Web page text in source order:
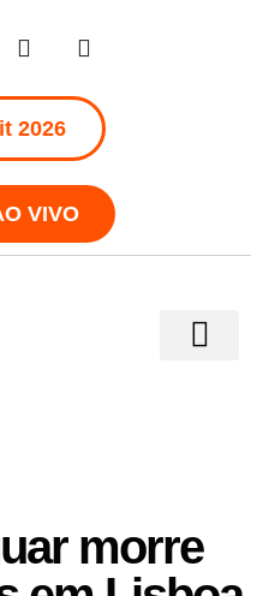
2026
VIVO
morre